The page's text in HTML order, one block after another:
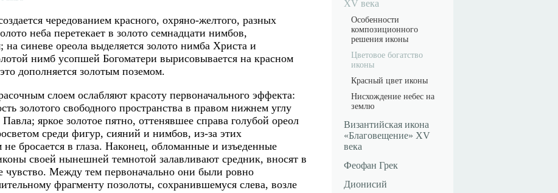
чередованием красного, охряно-желтого, разных
неба перетекает в золото семнадцати нимбов,
синеве ореола выделяется золото нимба Христа и
нимб усопшей Богоматери вырисовывается на красном
дополняется золотым поземом.
слоем ослабляют красоту первоначального эффекта:
золотого свободного пространства в правом нижнем углу
яркое золотое пятно, оттенявшее справа голубой ореол
среди фигур, сияний и нимбов, из-за этих
бросается в глаза. Наконец, обломанные и изъеденные
своей нынешней темнотой залавливают средник, вносят в
чувство. Между тем первоначально они были ровно
фрагменту позолоты, сохранившемуся слева, возле
XV века
Особенности
композиционного
решения иконы
Цветовое богатство
иконы
Красный цвет иконы
Нисхождение небес на
землю
Византийская икона
«Благовещение» XV
века
Феофан Грек
Дионисий